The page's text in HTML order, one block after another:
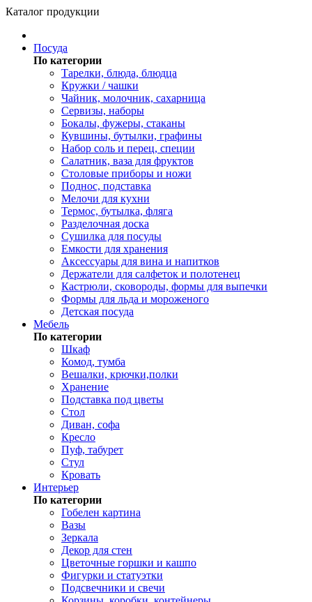
Каталог продукции
Посуда
По категории
Тарелки, блюда, блюдца
Кружки / чашки
Чайник, молочник, сахарница
Сервизы, наборы
Бокалы, фужеры, стаканы
Кувшины, бутылки, графины
Набор соль и перец, специи
Салатник, ваза для фруктов
Столовые приборы и ножи
Поднос, подставка
Мелочи для кухни
Термос, бутылка, фляга
Разделочная доска
Сушилка для посуды
Емкости для хранения
Аксессуары для вина и напитков
Держатели для салфеток и полотенец
Кастрюли, сковороды, формы для выпечки
Формы для льда и мороженого
Детская посуда
Мебель
По категории
Шкаф
Комод, тумба
Вешалки, крючки,полки
Хранение
Подставка под цветы
Стол
Диван, софа
Кресло
Пуф, табурет
Стул
Кровать
Интерьер
По категории
Гобелен картина
Вазы
Зеркала
Декор для стен
Цветочные горшки и кашпо
Фигурки и статуэтки
Подсвечники и свечи